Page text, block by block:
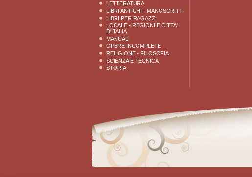
LETTERATURA
LIBRI ANTICHI - MANOSCRITTI
LIBRI PER RAGAZZI
LOCALE - REGIONI E CITTA'
D'ITALIA
MANUALI
OPERE INCOMPLETE
RELIGIONE - FILOSOFIA
SCIENZA E TECNICA
STORIA